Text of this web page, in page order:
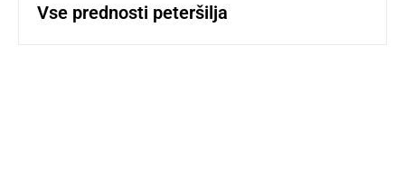
Vse prednosti peteršilja